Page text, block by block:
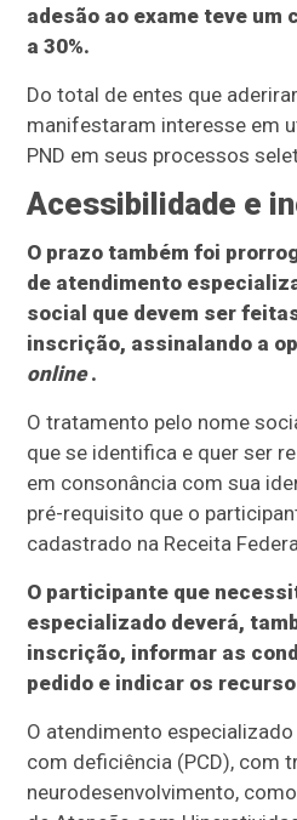
adesão ao exame teve
a 30%.
Do total de entes que
manifestaram interesse em
PND em seus processos
Acessibilidade e
O prazo também foi
de atendimento
social que devem ser
inscrição, assinalando a
online.
O tratamento pelo nome
que se identifica e quer ser
em consonância com sua
pré-requisito que o
cadastrado na Receita
O participante que
especializado deverá,
inscrição, informar as
pedido e indicar os
O atendimento
com deficiência (PCD), com
neurodesenvolvimento,